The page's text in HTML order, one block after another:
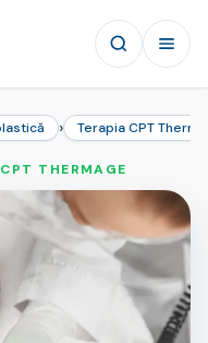
› Terapia CPT
THERMAGE